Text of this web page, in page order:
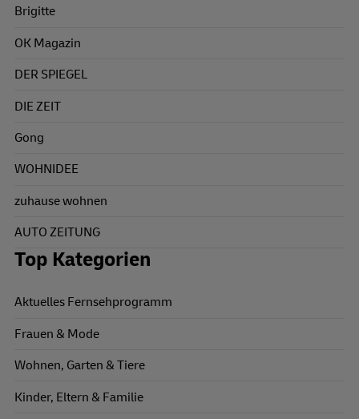
Brigitte
OK Magazin
DER SPIEGEL
DIE ZEIT
Gong
WOHNIDEE
zuhause wohnen
AUTO ZEITUNG
Top Kategorien
Aktuelles Fernsehprogramm
Frauen & Mode
Wohnen, Garten & Tiere
Kinder, Eltern & Familie